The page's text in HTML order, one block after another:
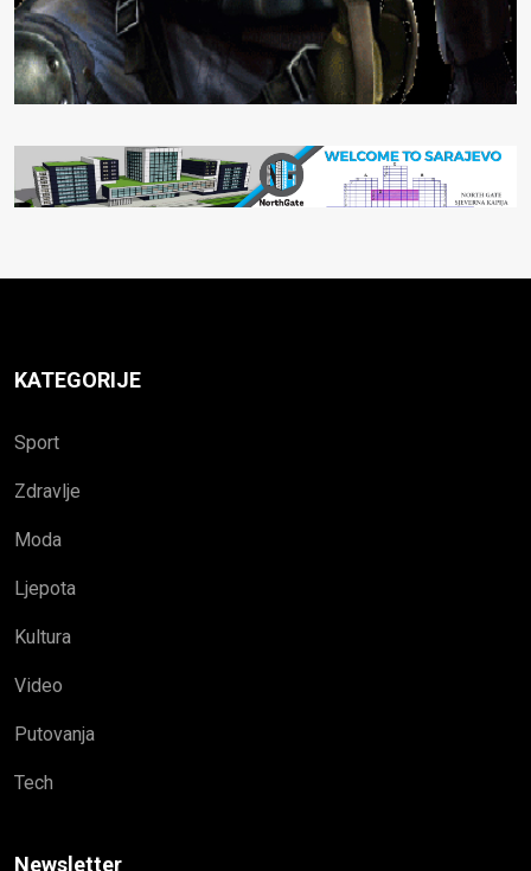
KATEGORIJE
Sport
Zdravlje
Moda
Ljepota
Kultura
Video
Putovanja
Tech
Newsletter